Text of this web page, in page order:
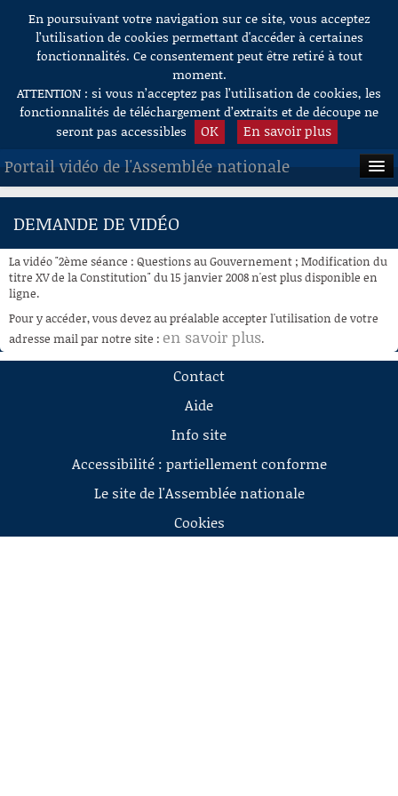
Aller au contenu
En poursuivant votre navigation sur ce site, vous acceptez
l’utilisation de cookies permettant d'accéder à certaines
fonctionnalités. Ce consentement peut être retiré à tout
moment.
ATTENTION : si vous n’acceptez pas l’utilisation de cookies, les
fonctionnalités de téléchargement d’extraits et de découpe ne
seront pas accessibles
OK En savoir plus
Portail vidéo de l'Assemblée nationale
ACCUEIL
À LA DEMANDE
RECHERCHE
AIDE À LA DÉCOUPE
DE VIDÉOS
DEMANDE DE VIDÉO
La vidéo "2ème séance : Questions au Gouvernement ; Modification du
titre XV de la Constitution" du 15 janvier 2008 n'est plus disponible en
ligne.
Pour y accéder, vous devez au préalable accepter l'utilisation de votre
adresse mail par notre site : en savoir plus.
Contact
Aide
Info site
Accessibilité : partiellement conforme
Le site de l'Assemblée nationale
Cookies